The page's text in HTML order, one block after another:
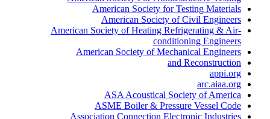
American Society for Testing Materials
American Society of Civil Engineers
American Society of Heating Refrigerating & Air-
conditioning Engineers
American Society of Mechanical Engineers
and Reconstruction
appi.org
arc.aiaa.org
ASA Acoustical Society of America
ASME Boiler & Pressure Vessel Code
Association Connection Electronic Industries